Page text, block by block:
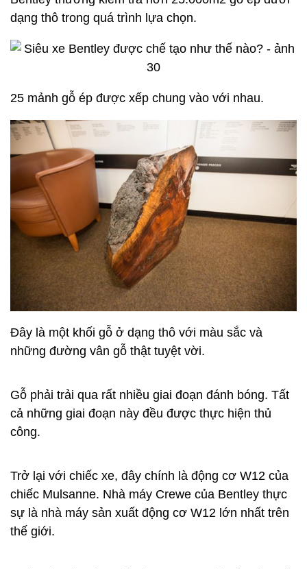
dạng thô trong quá trình lựa chọn.
25 mảnh gỗ ép được xếp chung vào với nhau.
Đây là một khối gỗ ở dạng thô với màu sắc và
những đường vân gỗ thật tuyệt vời.